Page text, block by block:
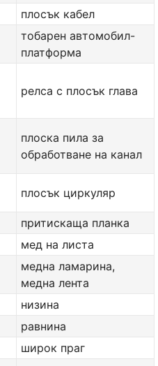
плосък кабел
тобарен автомобил-
платформа
релса с плосък глава
плоска пила за
обработване на канал
плосък циркуляр
притискаща планка
мед на листа
медна ламарина,
медна лента
низина
равнина
широк праг